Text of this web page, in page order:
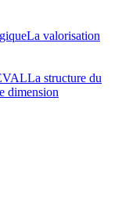
La valorisation
La structure du
dimension